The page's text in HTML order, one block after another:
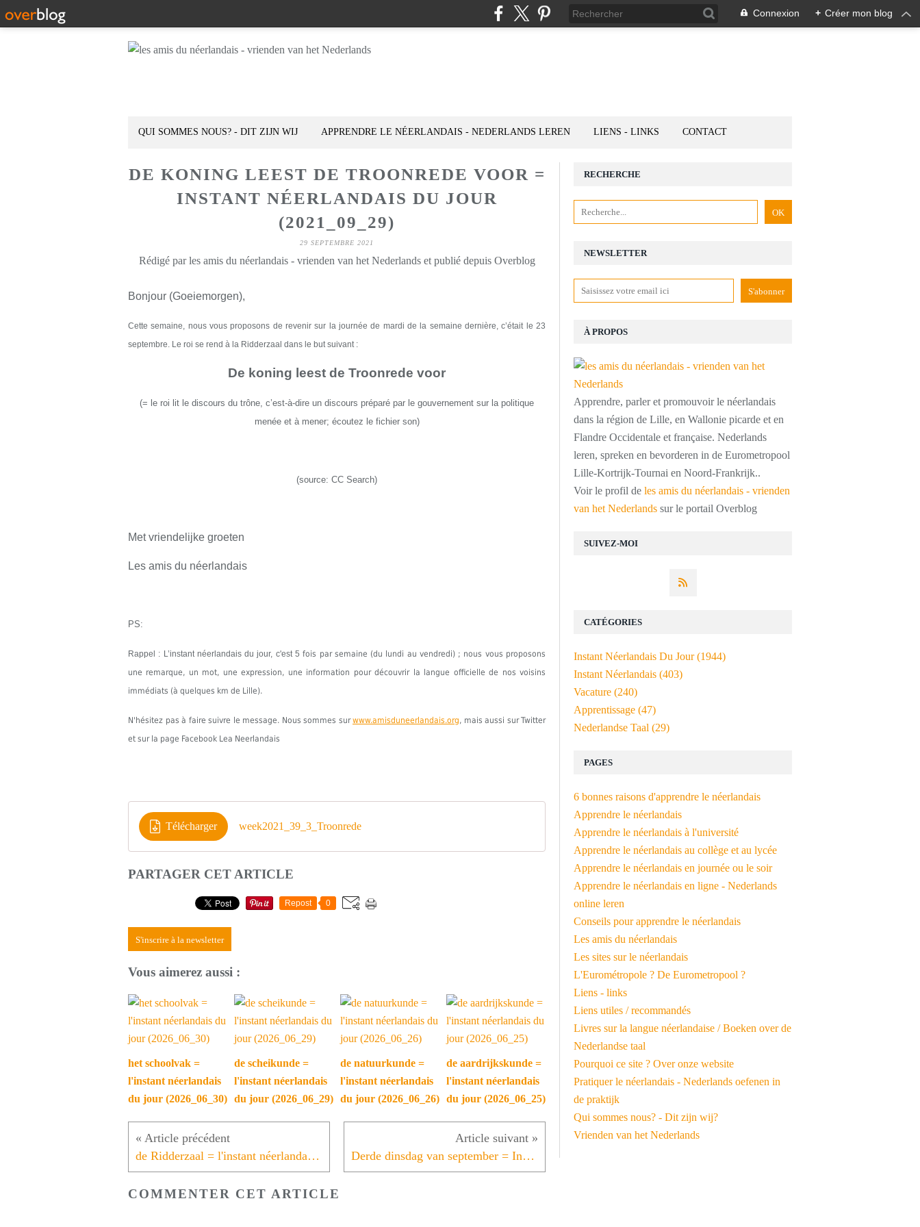
Connexion + Créer mon blog
QUI SOMMES NOUS? - DIT ZIJN WIJ APPRENDRE LE NÉERLANDAIS - NEDERLANDS LEREN LIENS - LINKS CONTACT
DE KONING LEEST DE TROONREDE VOOR =
INSTANT NÉERLANDAIS DU JOUR
(2021_09_29)
29 SEPTEMBRE 2021
Rédigé par les amis du néerlandais - vrienden van het Nederlands et publié depuis Overblog
Bonjour (Goeiemorgen),
Cette semaine, nousvous proposons de revenir sur la journée de mardi de la semaine dernière, c’était le 23
septembre. Le roi se rend à la Ridderzaal dans le but suivant:
De koning leest de Troonrede voor
(= le roi lit le discours du trône, c’est-à-dire un discours préparé par le gouvernement sur la politique
menée et à mener; écoutez le fichier son)
(source: CC Search)
Met vriendelijke groeten
Les amis du néerlandais
PS:
Rappel : L’instant néerlandais du jour, c'est 5 fois par semaine (du lundi au vendredi) ; nous vous proposons
une remarque, un mot, une expression, une information pour découvrir la langue officielle de nos voisins
immédiats (à quelques km de Lille).
N'hésitez pas à faire suivre le message. Nous sommes surwww.amisduneerlandais.org, mais aussi sur Twitter
et sur la page Facebook Lea Neerlandais
Télécharger week2021_39_3_Troonrede
PARTAGER CET ARTICLE
Repost 0
S'inscrire à la newsletter
Vous aimerez aussi :
het schoolvak =
l'instant néerlandais
du jour (2026_06_30)
de scheikunde =
l'instant néerlandais
du jour (2026_06_29)
de natuurkunde =
l'instant néerlandais
du jour (2026_06_26)
de aardrijkskunde =
l'instant néerlandais
du jour (2026_06_25)
de Ridderzaal = l'instant néerlandais du jour (2021_09_28) Derde dinsdag van september = Instant néerlandais du jour (2021_09_30)
COMMENTER CET ARTICLE
NEWSLETTER
SUIVEZ-MOI
RECHERCHE
À PROPOS
Apprendre, parler et promouvoir le néerlandais
dans la région de Lille, en Wallonie picarde et en
Flandre Occidentale et française. Nederlands
leren, spreken en bevorderen in de Eurometropool
Lille-Kortrijk-Tournai en Noord-Frankrijk..
Voir le profil de les amis du néerlandais - vrienden
van het Nederlands sur le portail Overblog
PAGES
6 bonnes raisons d'apprendre le néerlandais
Apprendre le néerlandais
Apprendre le néerlandais à l'université
Apprendre le néerlandais au collège et au lycée
Apprendre le néerlandais en journée ou le soir
Apprendre le néerlandais en ligne - Nederlands
online leren
Conseils pour apprendre le néerlandais
Les amis du néerlandais
Les sites sur le néerlandais
L'Eurométropole ? De Eurometropool ?
Liens - links
Liens utiles / recommandés
Livres sur la langue néerlandaise / Boeken over de
Nederlandse taal
Pourquoi ce site ? Over onze website
Pratiquer le néerlandais - Nederlands oefenen in
de praktijk
Qui sommes nous? - Dit zijn wij?
Vrienden van het Nederlands
CATÉGORIES
Instant Néerlandais Du Jour(1944)
Instant Néerlandais (403)
Vacature (240)
Apprentissage (47)
Nederlandse Taal (29)